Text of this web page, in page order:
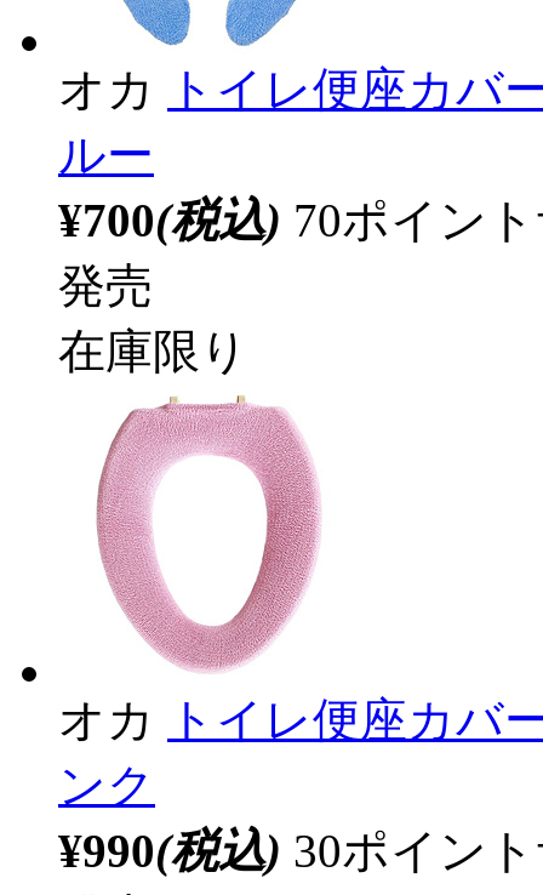
オカ
トイレ便座カバ
ルー
¥700(税込) 70ポイン
発売
在庫限り
オカ
トイレ便座カバ
ンク
¥990(税込) 30ポイン